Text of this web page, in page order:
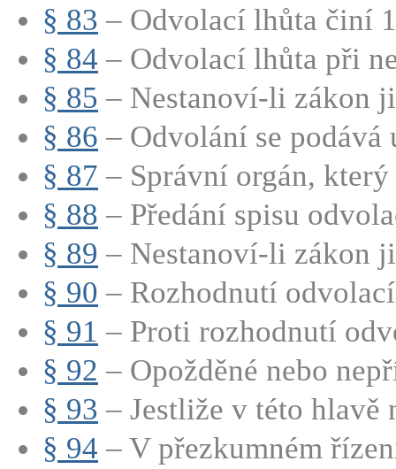
§ 83 – Odvolací lhůta činí
§ 84 – Odvolací lhůta při
§ 85 – Nestanoví-li zákon
§ 86 – Odvolání se podává
§ 87 – Správní orgán, který
§ 88 – Předání spisu
§ 89 – Nestanoví-li zákon
§ 90 – Rozhodnutí
§ 91 – Proti rozhodnutí
§ 92 – Opožděné nebo
§ 93 – Jestliže v této hlavě
§ 94 – V přezkumném